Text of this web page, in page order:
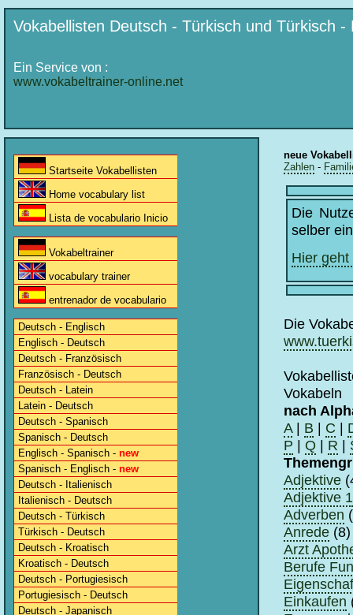
Vokabellisten Deutsch - Türkisch und Türkisch -
Ein Service von :
www.vokabeltrainer-online.net
Startseite Vokabellisten
Home vocabulary list
Lista de vocabulario Inicio
Vokabeltrainer
vocabulary trainer
entrenador de vocabulario
Deutsch - Englisch
Englisch - Deutsch
Deutsch - Französisch
Französisch - Deutsch
Deutsch - Latein
Latein - Deutsch
Deutsch - Spanisch
Spanisch - Deutsch
Englisch - Spanisch - new
Spanisch - Englisch - new
Deutsch - Italienisch
Italienisch - Deutsch
Deutsch - Türkisch
Türkisch - Deutsch
Deutsch - Kroatisch
Kroatisch - Deutsch
Deutsch - Portugiesisch
Portugiesisch - Deutsch
Deutsch - Japanisch
neue
Zahlen -
Die
selber
Hier
Die
Vokabeln
nach
A| B | C |
P | Q | R |
Adjektive
Adjektive 1
Adverben
Anrede (8)
Arzt
Berufe
Einkaufen